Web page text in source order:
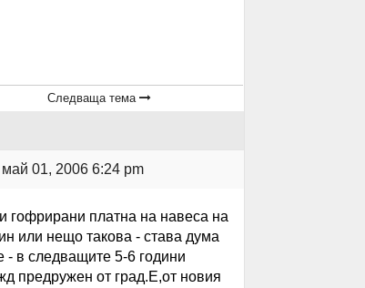
Следваща тема
01, 2006 6:24 pm
гофрирани платна на навеса на
или нещо такова - става дума
- в следващите 5-6 години
предружен от град.Е,от новия